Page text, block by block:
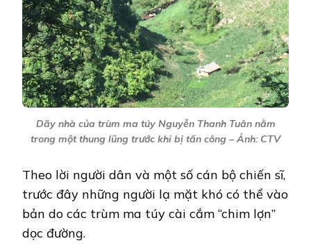
Dãy nhà của trùm ma túy Nguyễn Thanh Tuân nằm
trong một thung lũng trước khi bị tấn công – Ảnh: CTV
Theo lời người dân và một số cán bộ chiến sĩ,
trước đây những người lạ mặt khó có thể vào
bản do các trùm ma túy cài cắm “chim lợn”
dọc đường.